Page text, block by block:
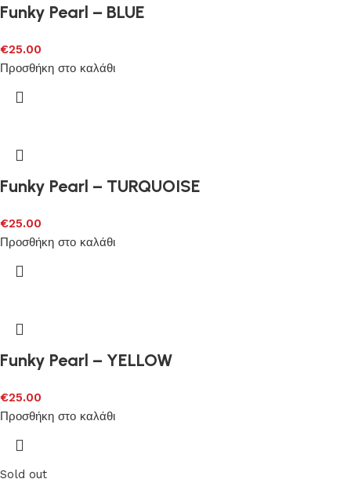
Funky Pearl – BLUE
€25.00
Προσθήκη στο καλάθι
Funky Pearl – TURQUOISE
€25.00
Προσθήκη στο καλάθι
Funky Pearl – YELLOW
€25.00
Προσθήκη στο καλάθι
Sold out